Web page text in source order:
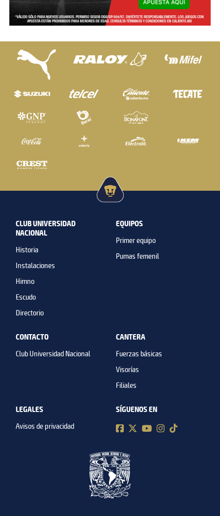
CLUB UNIVERSIDAD
NACIONAL
Historia
Instalaciones
Himno
Escudo
Directorio
EQUIPOS
Primer equipo
Pumas femenil
CONTACTO
Club Universidad Nacional
CANTERA
Fuerzas básicas
Visorías
Filiales
LEGALES
Avisos de privacidad
SÍGUENOS EN